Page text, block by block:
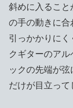
斜めに入ること
の手の動きに合
引っかかりにく
クギターのア
ックの先端が
だけが目立って